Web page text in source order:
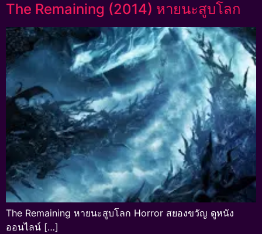
The Remaining (2014) หายนะสูบโลก
The Remaining หายนะสูบโลก Horror สยองขวัญ ดูหนัง
ออนไลน์ […]